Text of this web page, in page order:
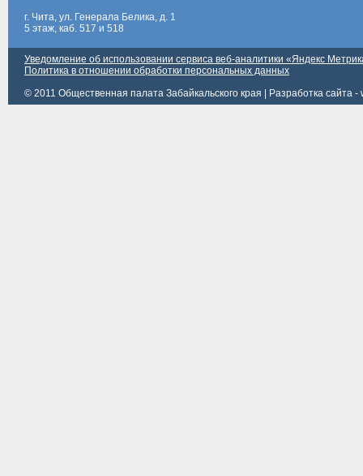
г. Чита, ул. Генерала Белика, д. 1
5 этаж, каб. 517 и 518
Уведомление об использовании сервиса веб-аналитики «Яндекс
Политика в отношении обработки персональных данных
© 2011 Общественная палата Забайкальского края |
Разработка сайта -